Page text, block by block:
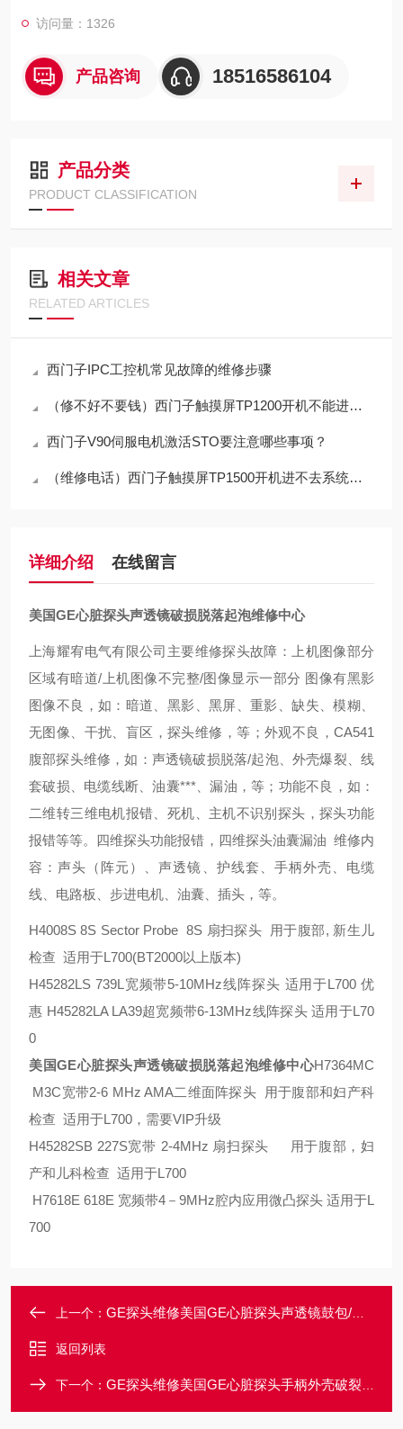
访问量：1326
产品咨询 18516586104
产品分类
PRODUCT CLASSIFICATION
相关文章
RELATED ARTICLES
西门子IPC工控机常见故障的维修步骤
（修不好不要钱）西门子触摸屏TP1200开机不能进入程序界面修复解决
西门子V90伺服电机激活STO要注意哪些事项？
（维修电话）西门子触摸屏TP1500开机进不去系统修复专家
详细介绍 在线留言
美国GE心脏探头声透镜破损脱落起泡维修中心
上海耀宥电气有限公司主要维修探头故障：上机图像部分
区域有暗道/上机图像不完整/图像显示一部分 图像有黑影
图像不良，如：暗道、黑影、黑屏、重影、缺失、模糊、
无图像、干扰、盲区，探头维修，等；外观不良，CA541
腹部探头维修，如：声透镜破损脱落/起泡、外壳爆裂、线
套破损、电缆线断、油囊***、漏油，等；功能不良，如：
二维转三维电机报错、死机、主机不识别探头，探头功能
报错等等。四维探头功能报错，四维探头油囊漏油 维修内
容：声头（阵元）、声透镜、护线套、手柄外壳、电缆
线、电路板、步进电机、油囊、插头，等。
H4008S 8S Sector Probe 8S 扇扫探头 用于腹部, 新生儿
检查 适用于L700(BT2000以上版本)
H45282LS 739L宽频带5-10MHz线阵探头 适用于L700 优
惠 H45282LA LA39超宽频带6-13MHz线阵探头 适用于L70
0
美国GE心脏探头声透镜破损脱落起泡维修中心H7364MC
M3C宽带2-6 MHz AMA二维面阵探头 用于腹部和妇产科
检查 适用于L700，需要VIP升级
H45282SB 227S宽带 2-4MHz 扇扫探头 用于腹部，妇
产和儿科检查 适用于L700
H7618E 618E 宽频带4－9MHz腔内应用微凸探头 适用于L
700
上一个： GE探头维修美国GE心脏探头声透镜鼓包/有气泡售后维修
返回列表
下一个： GE探头维修美国GE心脏探头手柄外壳破裂破烂破损维修